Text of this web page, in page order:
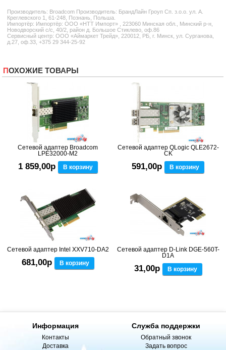
Производитель: Broadcom Производитель: БрандЛайн Гроуп Сп. з.о.о. ул. А.
Креглевского 1, 61-248, Познань, Польша.
Импортёр: Импортёр: ООО «НТТ Импорт» , 223060 Минская обл., Минский р-н,
Новодворский с/с, 40/2, район д. Большое Стиклево, оф.86
Сервисный центр: ООО «Аймаркет Трейд», 220012, РБ, г. Минск, ул. Сурганова,
д.27, оф.33, +375 29 344-25-92
ПОХОЖИЕ ТОВАРЫ
Сетевой адаптер Broadcom
LPE32000-M2
1 859,00р В корзину
Сетевой адаптер QLogic QLE2672-
CK
591,00р В корзину
Сетевой адаптер Intel XXV710-DA2
681,00р В корзину
Сетевой адаптер D-Link DGE-560T-
D1A
31,00р В корзину
Информация
Контакты
Доставка
Служба поддержки
Обратный звонок
Задать вопрос